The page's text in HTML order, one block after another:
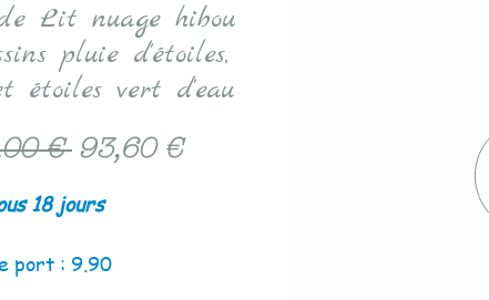
Lit nuage hibou
pluie d'étoiles,
étoiles vert d'eau
€ Prix
93,60 €Prix
18 jours
port : 9.90